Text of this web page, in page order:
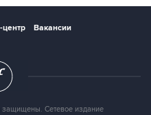
центр
Вакансии
защищены. Сетевое издание